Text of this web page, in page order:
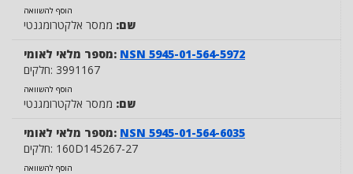
הוסף להשוואה
שם: ממסר אלקטרומגנטי
מספר מלאי לאומי: NSN 5945-01-564-5972
חלקים: 3991167
הוסף להשוואה
שם: ממסר אלקטרומגנטי
מספר מלאי לאומי: NSN 5945-01-564-6035
חלקים: 160D145267-27
הוסף להשוואה